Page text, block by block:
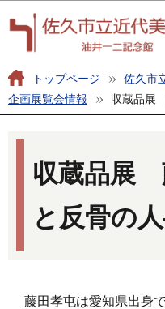
の
ー
ジ
トップページ
佐久市
企画展覧会情報
収蔵品展
本
ら
収蔵品展
と反骨の
藤田孝屯は愛知県出身